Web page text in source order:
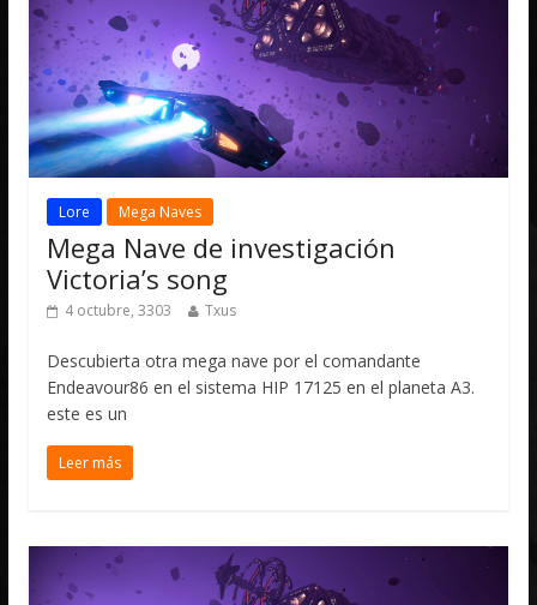
Lore Mega Naves
Mega Nave de investigación
Victoria’s song
4 octubre, 3303 Txus
Descubierta otra mega nave por el comandante
Endeavour86 en el sistema HIP 17125 en el planeta A3.
este es un
Leer más